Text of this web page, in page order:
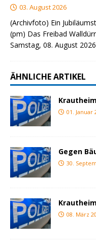
03. August 2026
(Archivfoto) Ein
(pm) Das Freibad
Samstag, 08. August
ÄHNLICHE ARTIKEL
01. Januar
Gegen
30.
08. März